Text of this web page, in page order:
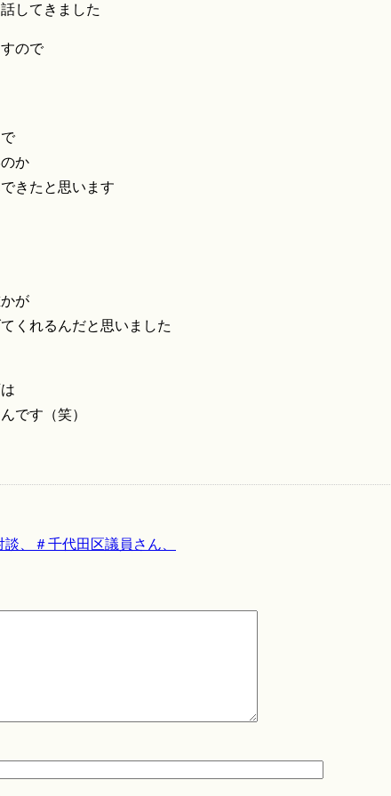
してきました
ので
か
きたと思います
が
くれるんだと思いました
です（笑）
、＃千代田区議員さん、